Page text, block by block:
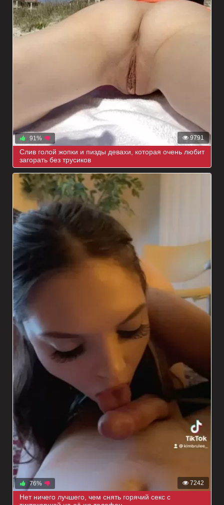
9791
91%
Слив голой жопки и пизды девахи, которая очень любит
загорать без трусиков
7242
76%
Нет ничего лучшего, чем снять горячий секс с